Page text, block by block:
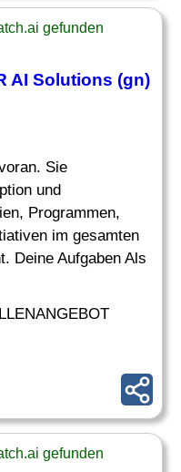
gefunden
AI Solutions (gn)
Sie
und
Programmen,
im gesamten
Deine Aufgaben Als
gefunden